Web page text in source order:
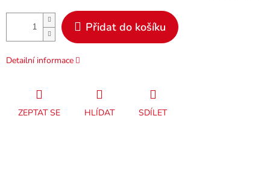
Přidat do košíku
Detailní informace
ZEPTAT SE HLÍDAT SDÍLET